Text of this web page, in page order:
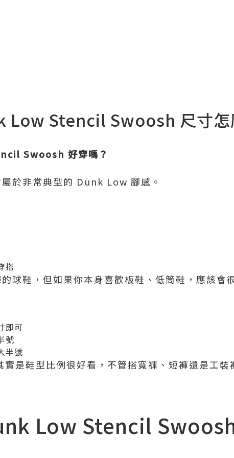
Low Stencil Swoosh 尺寸怎
Swoosh 好穿嗎？
於非常典型的 Dunk Low 腳感。
搭
球鞋，但如果你本身喜歡板鞋、低筒鞋，應該會
即可
號
半號
是鞋型比例很好看，不管搭寬褲、短褲還是工裝
Low Stencil